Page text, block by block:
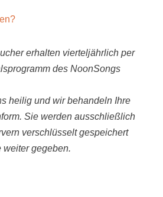
erhalten vierteljährlich per
des NoonSongs
heilig und wir behandeln Ihre
Sie werden ausschließlich
verschlüsselt gespeichert
weiter gegeben.